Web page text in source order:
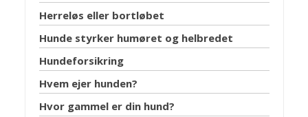
Herreløs eller bortløbet
Hunde styrker humøret og helbredet
Hundeforsikring
Hvem ejer hunden?
Hvor gammel er din hund?